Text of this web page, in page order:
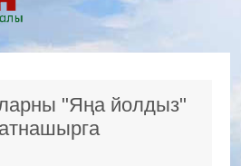
"Яңа йолдыз"